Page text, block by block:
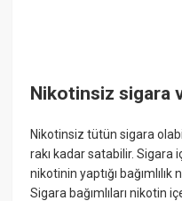
Nikotinsiz sigara
Nikotinsiz tütün sigara
rakı kadar satabilir. Sigara
nikotinin yaptığı bağımlılık
Sigara bağımlıları nikotin